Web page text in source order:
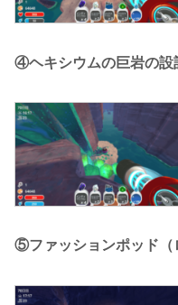
④ヘキシウムの巨岩の設
⑤ファッションポッド（